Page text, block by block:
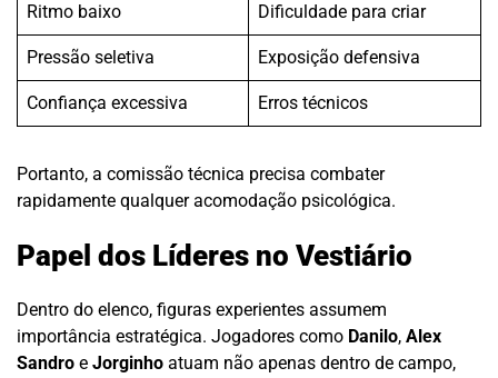
Ritmo baixo Dificuldade para criar
Pressão seletiva Exposição defensiva
Confiança excessiva Erros técnicos
Portanto, a comissão técnica precisa combater
rapidamente qualquer acomodação psicológica.
Papel dos Líderes no Vestiário
Dentro do elenco, figuras experientes assumem
importância estratégica. Jogadores como Danilo, Alex
Sandro e Jorginho atuam não apenas dentro de campo,